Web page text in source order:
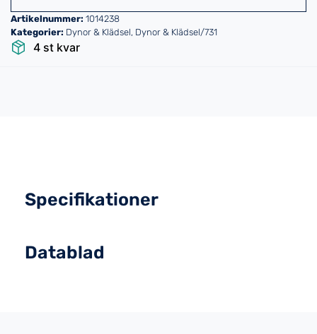
Artikelnummer: 1014238
Kategorier: Dynor & Klädsel, Dynor & Klädsel/731
4 st kvar
Specifikationer
Datablad